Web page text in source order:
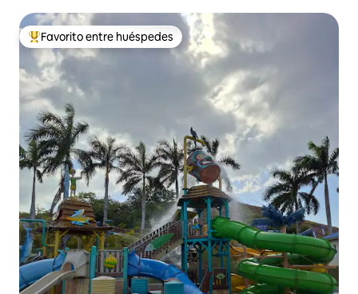
Favorito entre huéspedes preferido
Favorito entre huéspedes